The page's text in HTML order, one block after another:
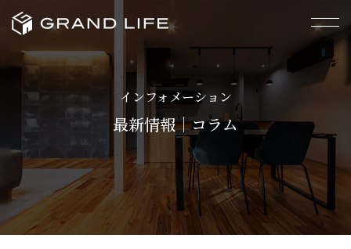
インフォメーション
最新情報｜コラム